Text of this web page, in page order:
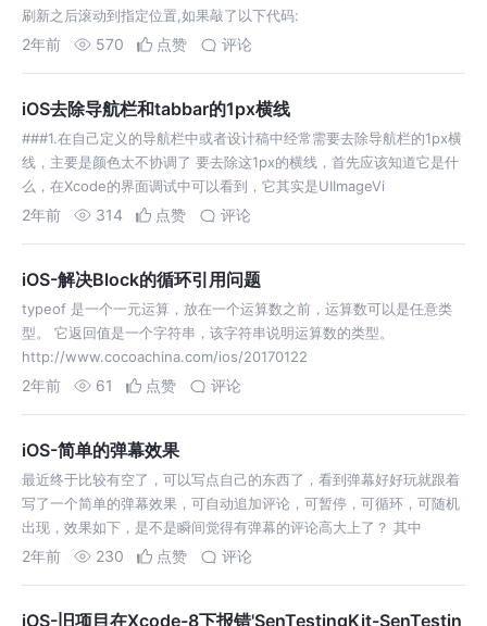
刷新之后滚动到指定位置,如果敲了以下代码:
2年前 570 点赞 评论
iOS去除导航栏和tabbar的1px横线
###1.在自己定义的导航栏中或者设计稿中经常需要去除导航栏的1px横
线，主要是颜色太不协调了 要去除这1px的横线，首先应该知道它是什
么，在Xcode的界面调试中可以看到，它其实是UIImageVi
2年前 314 点赞 评论
iOS-解决Block的循环引用问题
typeof 是一个一元运算，放在一个运算数之前，运算数可以是任意类
型。 它返回值是一个字符串，该字符串说明运算数的类型。
http://www.cocoachina.com/ios/20170122
2年前 61 点赞 评论
iOS-简单的弹幕效果
最近终于比较有空了，可以写点自己的东西了，看到弹幕好好玩就跟着
写了一个简单的弹幕效果，可自动追加评论，可暂停，可循环，可随机
出现，效果如下，是不是瞬间觉得有弹幕的评论高大上了？ 其中
BullerVi
2年前 230 点赞 评论
iOS-旧项目在Xcode-8下报错'SenTestingKit-SenTestin